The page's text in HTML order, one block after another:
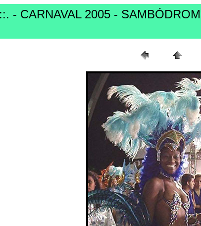
- CARNAVAL 2005 -